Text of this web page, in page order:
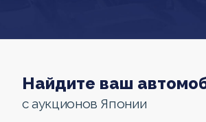
Найдите ваш
с аукционов Японии